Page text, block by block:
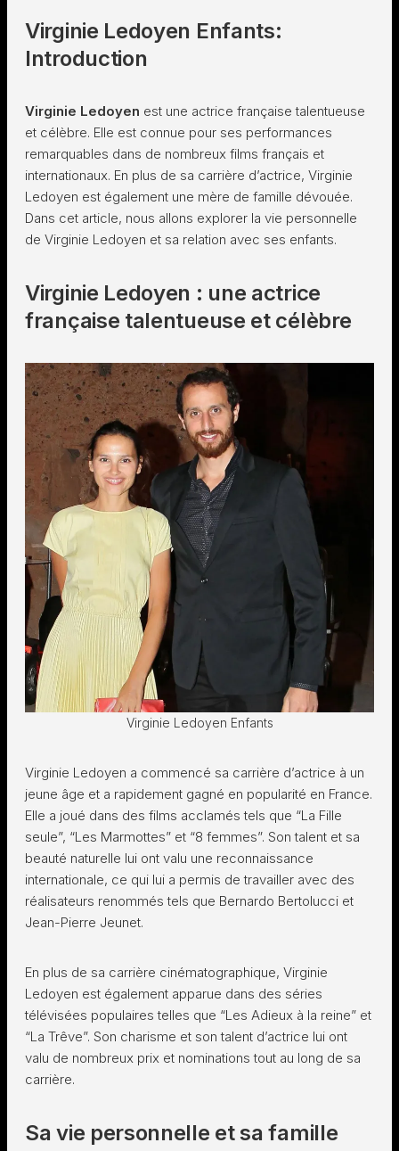
Virginie Ledoyen Enfants:
Introduction
Virginie Ledoyen est une actrice française talentueuse
et célèbre. Elle est connue pour ses performances
remarquables dans de nombreux films français et
internationaux. En plus de sa carrière d’actrice, Virginie
Ledoyen est également une mère de famille dévouée.
Dans cet article, nous allons explorer la vie personnelle
de Virginie Ledoyen et sa relation avec ses enfants.
Virginie Ledoyen : une actrice
française talentueuse et célèbre
Virginie Ledoyen Enfants
Virginie Ledoyen a commencé sa carrière d’actrice à un
jeune âge et a rapidement gagné en popularité en France.
Elle a joué dans des films acclamés tels que “La Fille
seule”, “Les Marmottes” et “8 femmes”. Son talent et sa
beauté naturelle lui ont valu une reconnaissance
internationale, ce qui lui a permis de travailler avec des
réalisateurs renommés tels que Bernardo Bertolucci et
Jean-Pierre Jeunet.
En plus de sa carrière cinématographique, Virginie
Ledoyen est également apparue dans des séries
télévisées populaires telles que “Les Adieux à la reine” et
“La Trêve”. Son charisme et son talent d’actrice lui ont
valu de nombreux prix et nominations tout au long de sa
carrière.
Sa vie personnelle et sa famille